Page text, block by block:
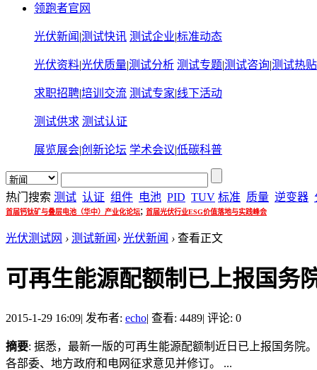
领跑者官网
光伏新闻 |测试快讯 测试企业|标准动态
光伏资料|光伏质量|测试分析 测试专题|测试咨询|测试热贴
求职招聘|培训交流 测试专家|线下活动
测试供求 测试认证
展览展会|创新论坛 学术会议|低碳科普
热门搜索 测试 认证 组件 电池 PID TUV 标准 质量 逆变器
首届钙钛矿与叠层电池（华中）产业化论坛; 首届光伏行业ESG价值落地与实践峰会
光伏测试网 › 测试新闻 › 光伏新闻 › 查看正文
可再生能源配额制已上报国务
2015-1-29 16:09| 发布者: echo| 查看: 4489| 评论: 0
摘要: 据悉，最新一版的可再生能源配额制近日已上报国务院
各部委、地方政府和电网征求意见并修订。 ...